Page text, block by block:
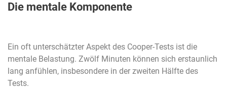
Die mentale Komponente
Ein oft unterschätzter Aspekt des Cooper-Tests ist die
mentale Belastung. Zwölf Minuten können sich erstaunlich
lang anfühlen, insbesondere in der zweiten Hälfte des
Tests.